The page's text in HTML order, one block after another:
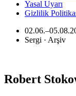
Yasal Uyarı
Gizlilik
Sergi · Arşiv
Robert